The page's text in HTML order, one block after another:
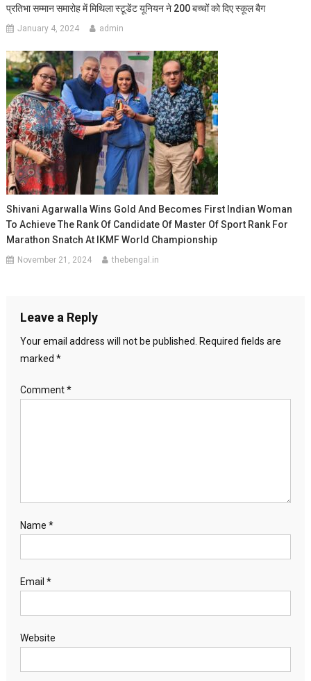
प्रतिभा सम्मान समारोह में मिथिला स्टूडेंट यूनियन ने 200 बच्चों को दिए स्कूल बैग
January 4, 2024 admin
Shivani Agarwalla Wins Gold And Becomes First Indian Woman
To Achieve The Rank Of Candidate Of Master Of Sport Rank For
Marathon Snatch At IKMF World Championship
November 21, 2024 thebengal.in
Leave a Reply
Your email address will not be published.
Required fields are
marked *
Comment*
Name *
Email *
Website